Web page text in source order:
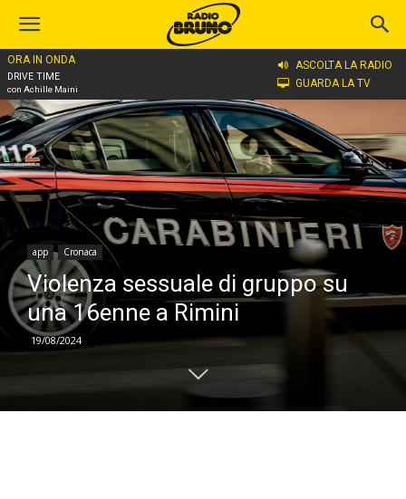
ORA IN ONDA
DRIVE TIME
con Achille Maini
ASCOLTA LA RADIO
GUARDA LA TV
Home
app Cronaca
Violenza sessuale di gruppo su
una 16enne a Rimini
19/08/2024